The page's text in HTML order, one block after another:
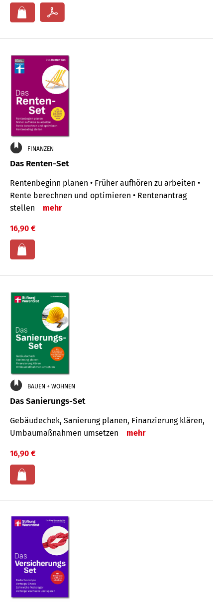
FINANZEN
Das Renten-Set
Rentenbeginn planen • Früher aufhören zu arbeiten •
Rente berechnen und optimieren • Rentenantrag
stellen
mehr
16,90 €
BAUEN + WOHNEN
Das Sanierungs-Set
Gebäudechek, Sanierung planen, Finanzierung klären,
Umbaumaßnahmen umsetzen
mehr
16,90 €